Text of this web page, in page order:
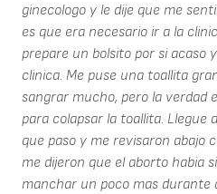
ginecologo y le dije que me
es que era necesario ir a la
prepare un bolsito por si acaso
clinica. Me puse una toallita
sangrar mucho, pero la verdad
para colapsar la toallita. Llegue
que paso y me revisaron abajo
me dijeron que el aborto habia
manchar un poco mas durante